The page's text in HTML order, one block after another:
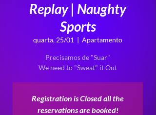
Replay | Naughty
Sports
quarta, 25/01
  |
Apartamento
Precisamos de "Suar"
We need to "Sweat" it Out
Registration is Closed all the
reservations are booked!